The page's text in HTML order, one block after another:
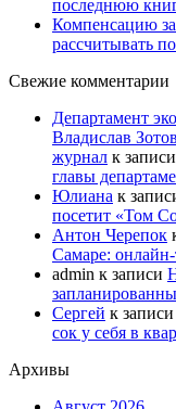
последнюю
Компенсацию
рассчитывать
Свежие комментарии
Департамент
Владислав
журнал к записи
главы
Юлиана к
посетит «Том
Антон Черепок
Самаре:
admin к записи
Сергей к записи
сок у себя в
Архивы